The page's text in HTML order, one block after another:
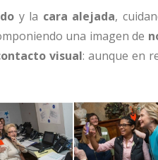
y la cara alejada,
una imagen de
visual: aunque en